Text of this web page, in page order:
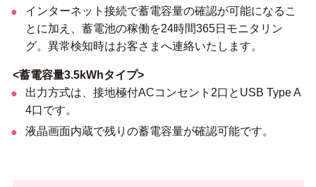
インターネット接続で蓄電容量の確認が可能になるこ
とに加え、蓄電池の稼働を24時間365日モニタリン
グ。異常検知時はお客さまへ連絡いたします。
<蓄電容量3.5kWhタイプ>
出力方式は、接地極付ACコンセント2口とUSB Type A
4口です。
液晶画面内蔵で残りの蓄電容量が確認可能です。